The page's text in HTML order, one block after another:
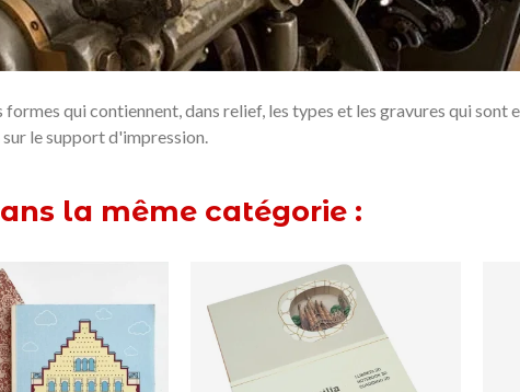
qui contiennent, dans relief, les types et les gravures qui sont
le support d'impression.
la même catégorie :
Afficher plus
Barcelona bloc-
notes
13,90 €